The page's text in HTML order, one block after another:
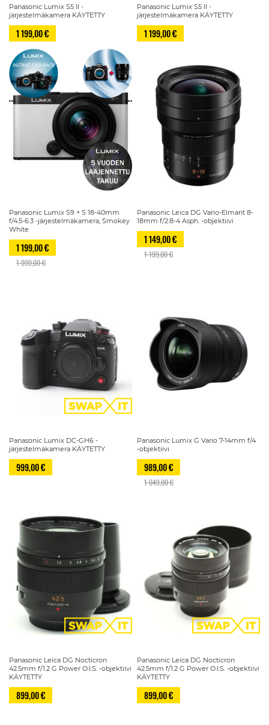
Panasonic Lumix S5 II -
järjestelmäkamera KÄYTETTY
1 199,00 €
Panasonic Lumix S5 II -
järjestelmäkamera KÄYTETTY
1 199,00 €
Panasonic Lumix S9 + S 18-40mm
f/4.5-6.3 -järjestelmäkamera, Smokey
White
1 199,00 €
1 999,00 €
Panasonic Leica DG Vario-Elmarit 8-
18mm f/2.8-4 Asph. -objektiivi
1 149,00 €
1 199,00 €
Panasonic Lumix DC-GH6 -
järjestelmäkamera KÄYTETTY
999,00 €
Panasonic Lumix G Vario 7-14mm f/4
-objektiivi
989,00 €
1 049,00 €
Panasonic Leica DG Nocticron
42.5mm f/1.2 G Power O.I.S. -objektiivi
KÄYTETTY
899,00 €
Panasonic Leica DG Nocticron
42.5mm f/1.2 G Power O.I.S. -objektiivi
KÄYTETTY
899,00 €